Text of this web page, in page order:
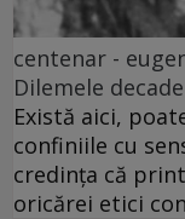
centenar -
Dilemele
Există aici,
confiniile cu
credința că
oricărei etici